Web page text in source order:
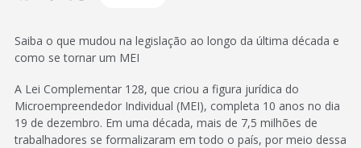
Saiba o que mudou na legislação ao longo da última década e
como se tornar um MEI
A Lei Complementar 128, que criou a figura jurídica do
Microempreendedor Individual (MEI), completa 10 anos no dia
19 de dezembro. Em uma década, mais de 7,5 milhões de
trabalhadores se formalizaram em todo o país, por meio dessa